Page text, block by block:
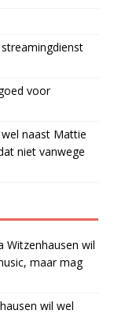
voor
naast Mattie
niet vanwege
Witzenhausen wil
maar mag
wil wel